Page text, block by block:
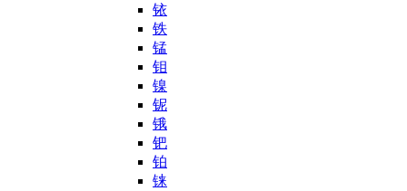
铱
铁
锰
钼
镍
铌
锇
钯
铂
铼